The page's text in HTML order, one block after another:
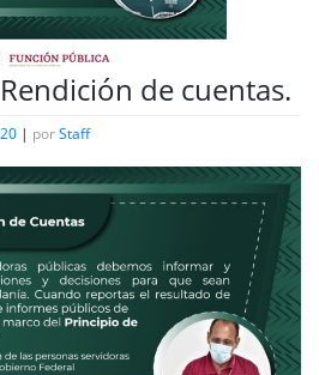
de cuentas.
| porStaff